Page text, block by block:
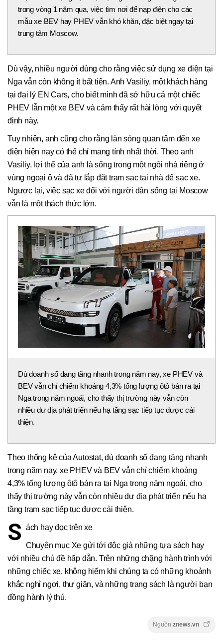
trong vòng 1 năm qua, việc tìm nơi để nạp điện cho các
mẫu xe BEV hay PHEV vẫn khó khăn, đặc biệt ngay tại
trung tâm Moscow.
Dù vậy, nhiều người dùng cho rằng việc sử dụng xe điện tại
Nga vẫn còn không ít bất tiện. Anh Vasiliy, một khách hàng
tại đại lý EN Cars, cho biết mình đã sở hữu cả một chiếc
PHEV lẫn một xe BEV và cảm thấy rất hài lòng với quyết
định này.
Tuy nhiên, anh cũng cho rằng làn sóng quan tâm đến xe
điện hiện nay có thể chỉ mang tính nhất thời. Theo anh
Vasiliy, lợi thế của anh là sống trong một ngôi nhà riêng ở
vùng ngoại ô và đã tự lắp đặt trạm sạc tại nhà để sạc xe.
Ngược lại, việc sạc xe đối với người dân sống tại Moscow
vẫn là một thách thức lớn.
Dù doanh số đang tăng nhanh trong năm nay, xe PHEV và
BEV vẫn chỉ chiếm khoảng 4,3% tổng lượng ôtô bán ra tại
Nga trong năm ngoái, cho thấy thị trường này vẫn còn
nhiều dư địa phát triển nếu hạ tầng sạc tiếp tục được cải
thiện.
Theo thống kê của Autostat, dù doanh số đang tăng nhanh
trong năm nay, xe PHEV và BEV vẫn chỉ chiếm khoảng
4,3% tổng lượng ôtô bán ra tại Nga trong năm ngoái, cho
thấy thị trường này vẫn còn nhiều dư địa phát triển nếu hạ
tầng trạm sạc tiếp tục được cải thiện.
S ách hay đọc trên xe
Chuyên mục Xe gửi tới độc giả những tựa sách hay
với nhiều chủ đề hấp dẫn. Trên những chặng hành trình với
những chiếc xe, không hiếm khi chúng ta có những khoảnh
khắc nghỉ ngơi, thư giãn, và những trang sách là người bạn
đồng hành lý thú.
Nguồn znews.vn